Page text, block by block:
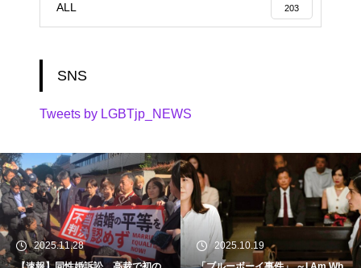
ALL 203
SNS
Tweets by LGBTjp_NEWS
2025.11.28
2025.10.19